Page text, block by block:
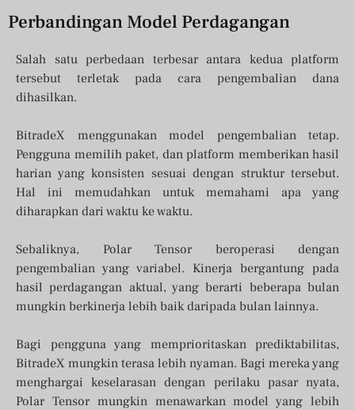
Perbandingan Model Perdagangan
Salah satu perbedaan terbesar antara kedua platform
tersebut terletak pada cara pengembalian dana
dihasilkan.
BitradeX menggunakan model pengembalian tetap.
Pengguna memilih paket, dan platform memberikan hasil
harian yang konsisten sesuai dengan struktur tersebut.
Hal ini memudahkan untuk memahami apa yang
diharapkan dari waktu ke waktu.
Sebaliknya, Polar Tensor beroperasi dengan
pengembalian yang variabel. Kinerja bergantung pada
hasil perdagangan aktual, yang berarti beberapa bulan
mungkin berkinerja lebih baik daripada bulan lainnya.
Bagi pengguna yang memprioritaskan prediktabilitas,
BitradeX mungkin terasa lebih nyaman. Bagi mereka yang
menghargai keselarasan dengan perilaku pasar nyata,
Polar Tensor mungkin menawarkan model yang lebih